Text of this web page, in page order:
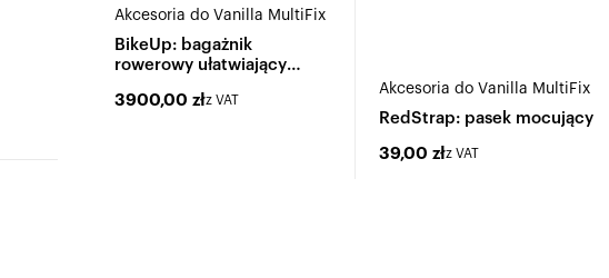
Akcesoria do Vanilla MultiFix
BikeUp: bagażnik
rowerowy ułatwiający
3900,00 złz VAT
Akcesoria do Vanilla MultiFix
RedStrap: pasek mocujący
39,00złz VAT